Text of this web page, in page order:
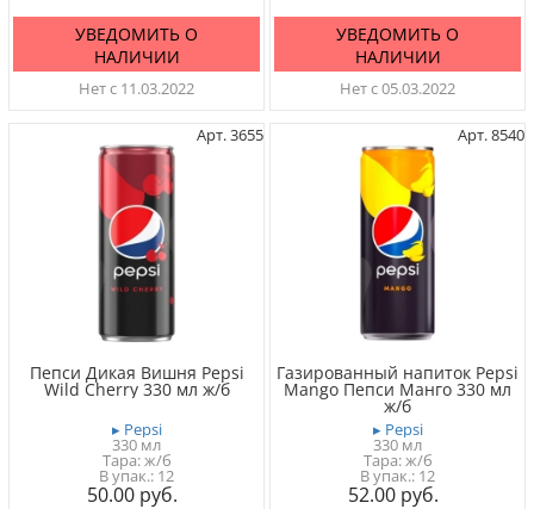
УВЕДОМИТЬ О
НАЛИЧИИ
Нет с 11.03.2022
УВЕДОМИТЬ О
НАЛИЧИИ
Нет с 05.03.2022
Арт. 3655
Пепси Дикая Вишня Pepsi
Wild Cherry 330 мл ж/б
▸ Pepsi
330 мл
Тара: ж/б
12
50.00
Арт. 8540
Газированный напиток Pepsi
Mango Пепси Манго 330 мл
ж/б
▸ Pepsi
330 мл
Тара: ж/б
12
52.00